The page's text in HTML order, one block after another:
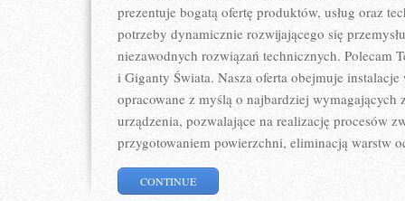
prezentuje bogatą ofertę produktów, usług oraz
potrzeby dynamicznie rozwijającego się
niezawodnych rozwiązań technicznych. Polecam
i Giganty Świata. Nasza oferta obejmuje
opracowane z myślą o najbardziej wymagających
urządzenia, pozwalające na realizację procesów
przygotowaniem powierzchni, eliminacją warstw
CONTINUE